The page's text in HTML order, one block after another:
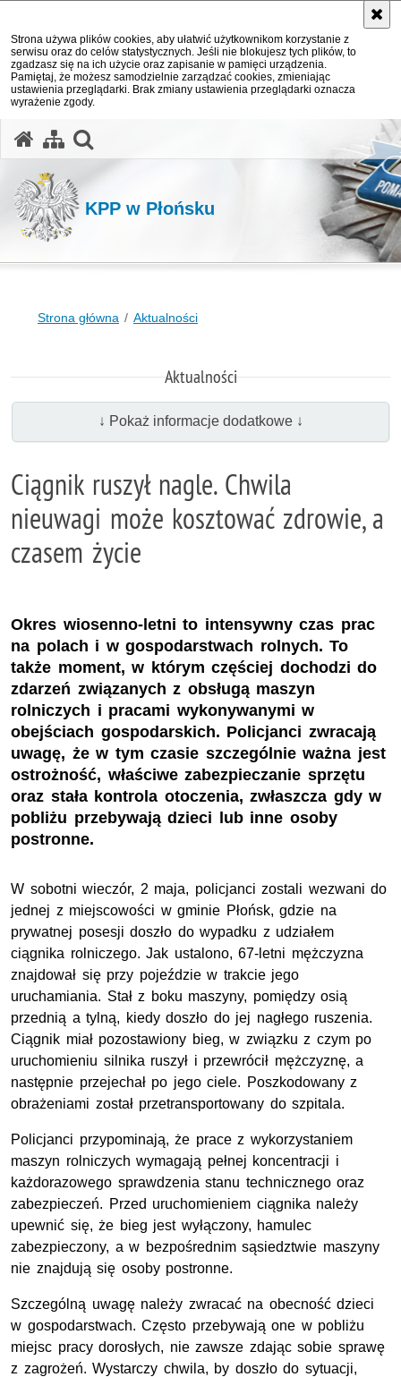
Strona używa plików cookies, aby ułatwić użytkownikom korzystanie z
serwisu oraz do celów statystycznych. Jeśli nie blokujesz tych plików, to
zgadzasz się na ich użycie oraz zapisanie w pamięci urządzenia.
Pamiętaj, że możesz samodzielnie zarządzać cookies, zmieniając
ustawienia przeglądarki. Brak zmiany ustawienia przeglądarki oznacza
wyrażenie zgody.
KPP w Płońsku
Strona główna Aktualności
Aktualności
↓ Pokaż informacje dodatkowe ↓
Ciągnik ruszył nagle. Chwila
nieuwagi może kosztować zdrowie, a
czasem życie
Okres wiosenno-letni to intensywny czas prac
na polach i w gospodarstwach rolnych. To
także moment, w którym częściej dochodzi do
zdarzeń związanych z obsługą maszyn
rolniczych i pracami wykonywanymi w
obejściach gospodarskich. Policjanci zwracają
uwagę, że w tym czasie szczególnie ważna jest
ostrożność, właściwe zabezpieczanie sprzętu
oraz stała kontrola otoczenia, zwłaszcza gdy w
pobliżu przebywają dzieci lub inne osoby
postronne.
W sobotni wieczór, 2 maja, policjanci zostali wezwani do
jednej z miejscowości w gminie Płońsk, gdzie na
prywatnej posesji doszło do wypadku z udziałem
ciągnika rolniczego. Jak ustalono, 67-letni mężczyzna
znajdował się przy pojeździe w trakcie jego
uruchamiania. Stał z boku maszyny, pomiędzy osią
przednią a tylną, kiedy doszło do jej nagłego ruszenia.
Ciągnik miał pozostawiony bieg, w związku z czym po
uruchomieniu silnika ruszył i przewrócił mężczyznę, a
następnie przejechał po jego ciele. Poszkodowany z
obrażeniami został przetransportowany do szpitala.
Policjanci przypominają, że prace z wykorzystaniem
maszyn rolniczych wymagają pełnej koncentracji i
każdorazowego sprawdzenia stanu technicznego oraz
zabezpieczeń. Przed uruchomieniem ciągnika należy
upewnić się, że bieg jest wyłączony, hamulec
zabezpieczony, a w bezpośrednim sąsiedztwie maszyny
nie znajdują się osoby postronne.
Szczególną uwagę należy zwracać na obecność dzieci
w gospodarstwach. Często przebywają one w pobliżu
miejsc pracy dorosłych, nie zawsze zdając sobie sprawę
z zagrożeń. Wystarczy chwila, by doszło do sytuacji,